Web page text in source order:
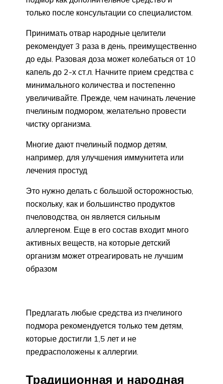
только после консультации со специалистом.
Принимать отвар народные целители
рекомендует 3 раза в день, преимущественно
до еды. Разовая доза может колебаться от 10
капель до 2-х ст.л. Начните прием средства с
минимального количества и постепенно
увеличивайте. Прежде, чем начинать лечение
пчелиным подмором, желательно провести
чистку организма.
Многие дают пчелиный подмор детям,
например, для улучшения иммунитета или
лечения простуд
Это нужно делать с большой осторожностью,
поскольку, как и большинство продуктов
пчеловодства, он является сильным
аллергеном. Еще в его состав входит много
активных веществ, на которые детский
организм может отреагировать не лучшим
образом
Предлагать любые средства из пчелиного
подмора рекомендуется только тем детям,
которые достигли 1,5 лет и не
предрасположены к аллергии.
Традиционная и народная